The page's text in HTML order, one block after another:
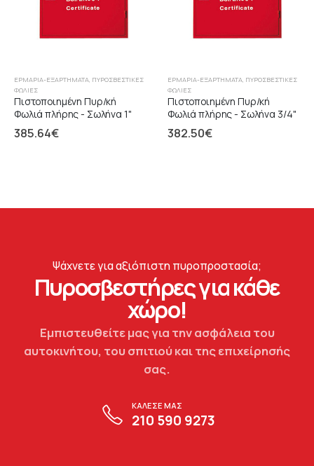
ΕΡΜΆΡΙΑ-ΕΞΑΡΤΉΜΑΤΑ, ΠΥΡΟΣΒΕΣΤΙΚΈΣ
ΦΩΛΙΈΣ
Πιστοποιημένη Πυρ/κή
Φωλιά πλήρης - Σωλήνα 1"
385.64€
ΕΡΜΆΡΙΑ-ΕΞΑΡΤΉΜΑΤΑ, ΠΥΡΟΣΒΕΣΤΙΚΈΣ
ΦΩΛΙΈΣ
Πιστοποιημένη Πυρ/κή
Φωλιά πλήρης - Σωλήνα 3/4"
382.50€
Ψάχνετε για αξιόπιστη πυροπροστασία;
Πυροσβεστήρες για κάθε
χώρο!
Εμπιστευθείτε μας για την ασφάλεια του
αυτοκινήτου, του σπιτιού και της επιχείρησής
σας.
ΚΑΛΕΣΕ ΜΑΣ
210 590 9273